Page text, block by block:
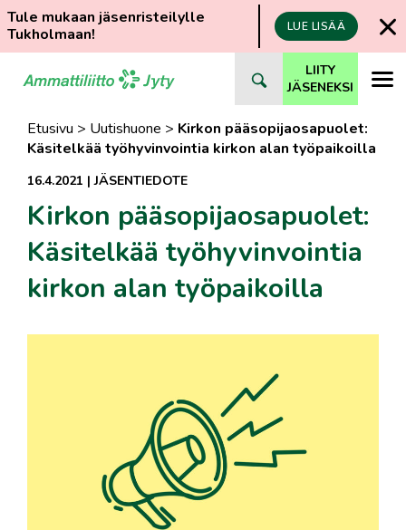
Tule mukaan jäsenristeilylle
Tukholmaan!
LUE LISÄÄ
suoraan
LIITY
JÄSENEKSI
Etusivu > Uutishuone > Kirkon pääsopijaosapuolet:
Käsitelkää työhyvinvointia kirkon alan työpaikoilla
16.4.2021 |JÄSENTIEDOTE
Kirkon pääsopijaosapuolet:
Käsitelkää työhyvinvointia
kirkon alan työpaikoilla